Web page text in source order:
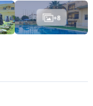
+8